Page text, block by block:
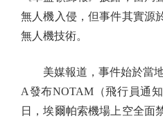
無人機入侵，但事件其實源
無人機技術。
美媒報道，事件始於當地
A發布NOTAM（飛行員通
日，埃爾帕索機場上空全面